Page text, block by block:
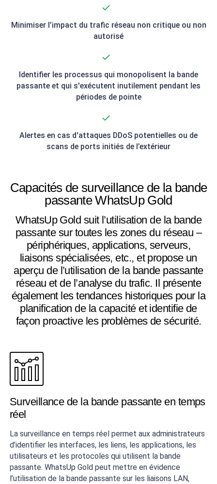
Minimiser l’impact du trafic réseau non critique ou non
autorisé
Identifier les processus qui monopolisent la bande
passante et qui s'exécutent inutilement pendant les
périodes de pointe
Alertes en cas d'attaques DDoS potentielles ou de
scans de ports initiés de l’extérieur
Capacités de surveillance de la bande
passante WhatsUp Gold
WhatsUp Gold suit l’utilisation de la bande
passante sur toutes les zones du réseau –
périphériques, applications, serveurs,
liaisons spécialisées, etc., et propose un
aperçu de l’utilisation de la bande passante
réseau et de l’analyse du trafic. Il présente
également les tendances historiques pour la
planification de la capacité et identifie de
façon proactive les problèmes de sécurité.
Surveillance de la bande passante en temps
réel
La surveillance en temps réel permet aux administrateurs
d’identifier les interfaces, les liens, les applications, les
utilisateurs et les protocoles qui utilisent la bande
passante. WhatsUp Gold peut mettre en évidence
l’utilisation de la bande passante sur les liaisons LAN,